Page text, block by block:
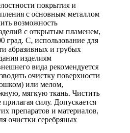
покрытия и
с основным металлом
возможность
с открытым пламенем,
град. С, использование для
абразивных и грубых
изделиям
вида рекомендуется
очистку поверхности
или мелом,
мягкую ткань. Чистить
силу. Допускается
препаратов и материалов,
очистки серебряных